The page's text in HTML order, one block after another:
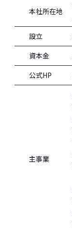
本社所在地
設立
資本金
公式HP
主事業